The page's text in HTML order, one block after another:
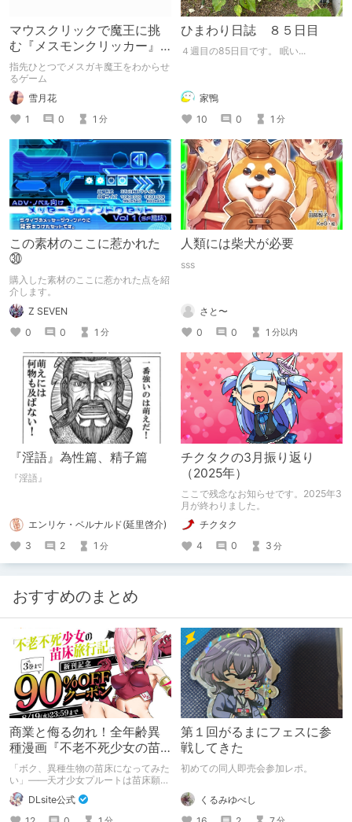
マウスクリックで魔王に挑
む『メスモンクリッカー』
体験版プレイしてみた
指先ひとつでメスガキ魔王をわからせ
るゲーム
雪月花
1
0 1 分
ひまわり日誌 ８５日目
４週目の85日目です。 眠い...
家鴨
10
0 1 分
この素材のここに惹かれた
㉚
購入した素材のここに惹かれた点を紹
介します。
Z SEVEN
0
0 1 分
人類には柴犬が必要
sss
さと〜
0
0 1 分以内
『淫語』為性篇、精子篇
『淫語』
エンリケ・ベルナルド(延里啓介)
3
2 1 分
チクタクの3月振り返り
（2025年）
ここで残念なお知らせです。2025年3
月が終わりました。
チクタク
4
0 3 分
おすすめのまとめ
商業と侮る勿れ！全年齢異
種漫画『不老不死少女の苗
床旅行記』新刊記念1～3巻
90%オフクーポン配布中✨
「ボク、異種生物の苗床になってみた
い」――天才少女プルートは苗床願望
を叶えるため、不老不死の体を手に入
れた！ 話題沸騰の全年齢苗床コミッ
クスの新刊が発売開始！ それを記念
DLsite公式
第１回がるまにフェスに参
戦してきた
初めての同人即売会参加レポ。
くるみゆべし